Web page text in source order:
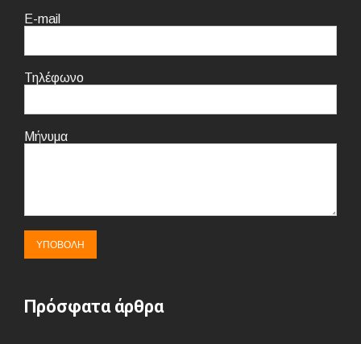
E-mail
Τηλέφωνο
Μήνυμα
Πρόσφατα άρθρα